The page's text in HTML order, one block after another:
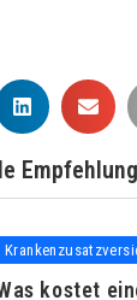
kostet